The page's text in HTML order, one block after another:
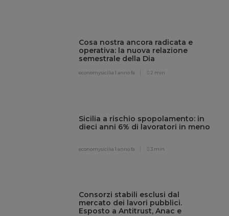
Cosa nostra ancora radicata e
operativa: la nuova relazione
semestrale della Dia
economysicilia1 anno fa 2 min
Sicilia a rischio spopolamento: in
dieci anni 6% di lavoratori in meno
economysicilia1 anno fa 3 min
Consorzi stabili esclusi dal
mercato dei lavori pubblici.
Esposto a Antitrust, Anac e